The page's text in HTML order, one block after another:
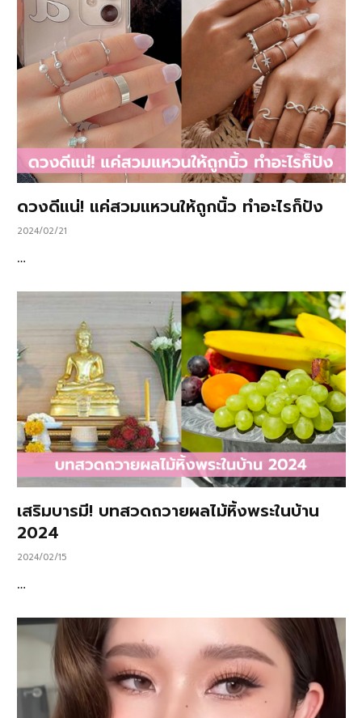
ดวงดีแน่! แค่สวมแหวนให้ถูกนิ้ว ทำอะไรก็ปัง
2024/02/21
…
เสริมบารมี! บทสวดถวายผลไม้หิ้งพระในบ้าน
2024
2024/02/15
…